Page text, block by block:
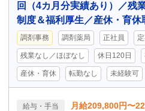
回（4カ月分実績あり）／残
制度＆福利厚生／産休・育休
調剤事務 調剤薬局 正社員
残業なし／ほぼなし 休日120日
産休・育休 転勤なし 未経験可
給与・手当 月給209,800円〜